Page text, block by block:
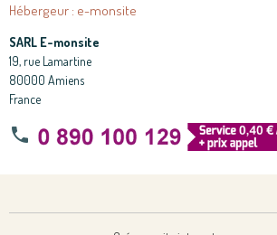
Hébergeur : e-monsite
SARL E-monsite
19, rue Lamartine
80000 Amiens
France